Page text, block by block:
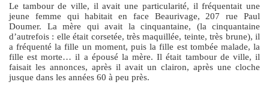
Le tambour de ville, il avait une particularité, il fréquentait une
jeune femme qui habitait en face Beaurivage, 207 rue Paul
Doumer. La mère qui avait la cinquantaine, (la cinquantaine
d’autrefois : elle était corsetée, très maquillée, teinte, très brune), il
a fréquenté la fille un moment, puis la fille est tombée malade, la
fille est morte… il a épousé la mère. Il était tambour de ville, il
faisait les annonces, après il avait un clairon, après une cloche
jusque dans les années 60 à peu près.